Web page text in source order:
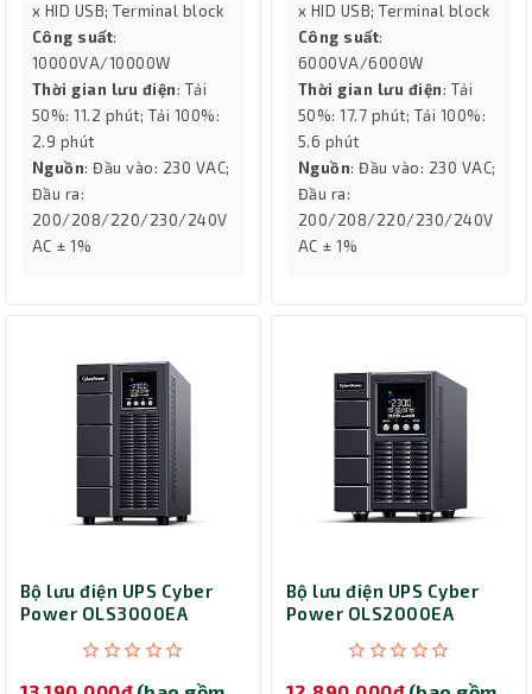
x HID USB; Terminal block
Công suất:
10000VA/10000W
Thời gian lưu điện: Tải
50%: 11.2 phút; Tải 100%:
2.9 phút
Nguồn: Đầu vào: 230 VAC;
Đầu ra:
200/208/220/230/240V
AC ± 1%
x HID USB; Terminal block
Công suất:
6000VA/6000W
Thời gian lưu điện: Tải
50%: 17.7 phút; Tải 100%:
5.6 phút
Nguồn: Đầu vào: 230 VAC;
Đầu ra:
200/208/220/230/240V
AC ± 1%
Bộ lưu điện UPS Cyber
Power OLS3000EA
Bộ lưu điện UPS Cyber
Power OLS2000EA